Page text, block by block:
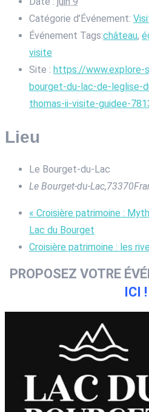
Catégorie d’Événement:
Événement Tags:château,
visite
Site : https://www.explore-
bourget-du-lac-de-leglise-
thomas-ii-visite-guidee-
Lieu
Le Bourget-du-Lac
Le Bourget-du-Lac,73370
« Croisière patrimoine :
Lac du Bourget
Croisière patrimoine : les
PROPOSEZ VOTRE
ICI !